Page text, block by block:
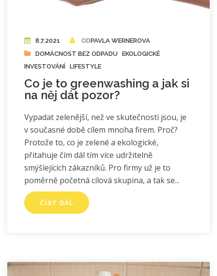
8.7.2021 ODPAVLA WERNEROVA
DOMÁCNOST BEZ ODPADU EKOLOGICKÉ
INVESTOVÁNÍ LIFESTYLE
Co je to greenwashing a jak si
na něj dát pozor?
Vypadat zelenější, než ve skutečnosti jsou, je
v současné době cílem mnoha firem. Proč?
Protože to, co je zelené a ekologické,
přitahuje čím dál tím více udržitelně
smýšlejících zákazníků. Pro firmy už je to
poměrně početná cílová skupina, a tak se
ČÍST DÁL